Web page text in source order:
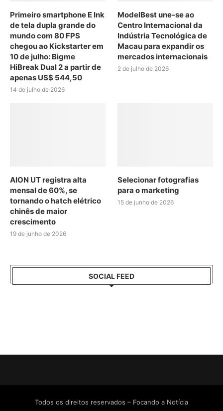
Primeiro smartphone E Ink
de tela dupla grande do
mundo com 80 FPS
chegou ao Kickstarter em
10 de julho: Bigme
HiBreak Dual 2 a partir de
apenas US$ 544,50
14 de julho de 2026
ModelBest une-se ao
Centro Internacional da
Indústria Tecnológica de
Macau para expandir os
mercados internacionais
2 de julho de 2026
AION UT registra alta
mensal de 60%, se
tornando o hatch elétrico
chinês de maior
crescimento
19 de junho de 2026
Selecionar fotografias
para o marketing
15 de junho de 2026
SOCIAL FEED
Todos os direitos reservados – Focando a Notícia